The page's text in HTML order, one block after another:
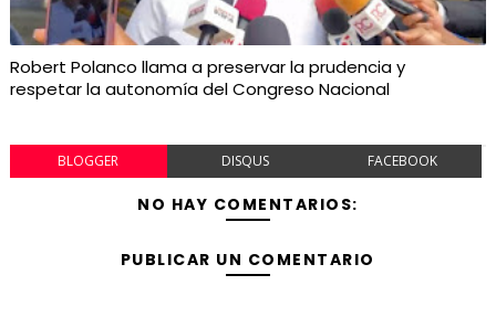
Robert Polanco llama a preservar la prudencia y
respetar la autonomía del Congreso Nacional
BLOGGER DISQUS FACEBOOK
NO HAY COMENTARIOS:
PUBLICAR UN COMENTARIO